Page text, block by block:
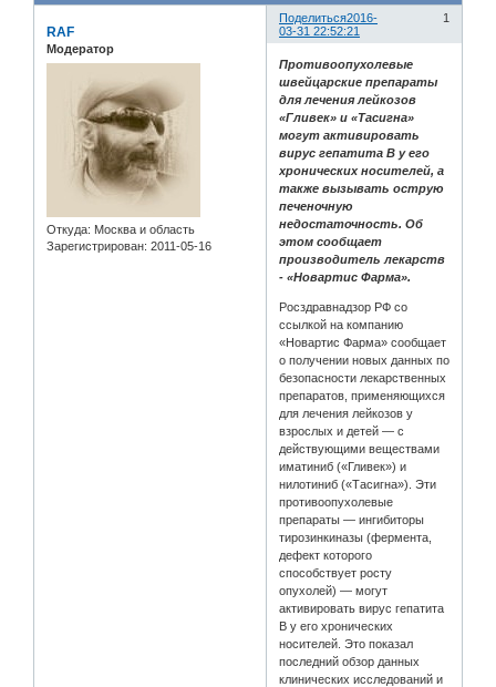
Поделиться 1
2016-
03-31 22:52:21
RAF
Модератор
Откуда: Москва и область
Зарегистрирован: 2011-05-16
Противоопухолевые
швейцарские препараты
для лечения лейкозов
«Гливек» и «Тасигна»
могут активировать
вирус гепатита В у его
хронических носителей, а
также вызывать острую
печеночную
недостаточность. Об
этом сообщает
производитель лекарств
- «Новартис Фарма».
Росздравнадзор РФ со
ссылкой на компанию
«Новартис Фарма» сообщает
о получении новых данных по
безопасности лекарственных
препаратов, применяющихся
для лечения лейкозов у
взрослых и детей — с
действующими веществами
иматиниб («Гливек») и
нилотиниб («Тасигна»). Эти
противоопухолевые
препараты — ингибиторы
тирозинкиназы (фермента,
дефект которого
способствует росту
опухолей) — могут
активировать вирус гепатита
В у его хронических
носителей. Это показал
последний обзор данных
клинических исследований и